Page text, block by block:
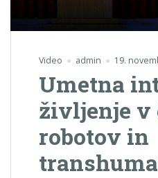
Video admin 19.
Umetna
življenje v
robotov in